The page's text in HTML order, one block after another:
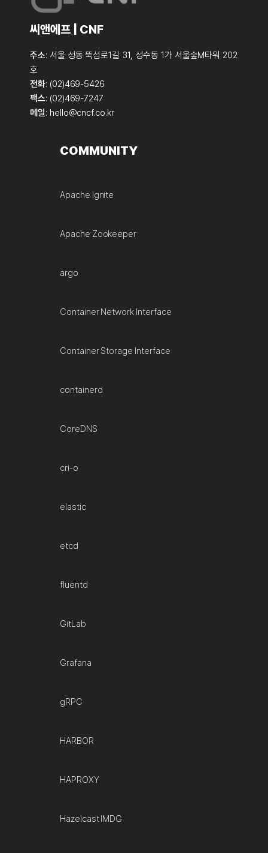
씨앤에프 | CNF
주소: 서울 성동 뚝섬로1길 31, 성수동 1가 서울숲M타워 202
호
전화: (02)469-5426
팩스: (02)469-7247
메일: hello@cncf.co.kr
COMMUNITY
Apache Ignite
Apache Zookeeper
argo
Container Network Interface
Container Storage Interface
containerd
CoreDNS
cri-o
elastic
etcd
fluentd
GitLab
Grafana
gRPC
HARBOR
HAPROXY
Hazelcast IMDG